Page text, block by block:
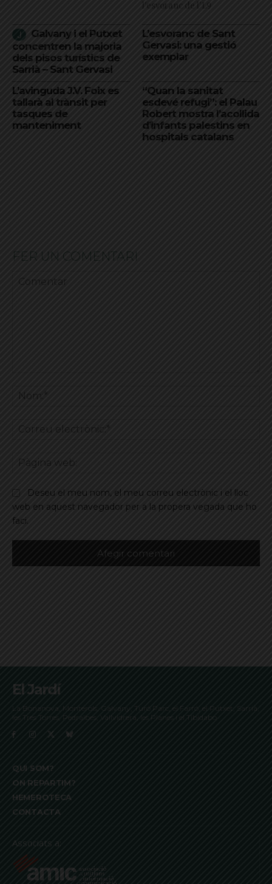
l'esvoranc de l'L9
Galvany i el Putxet
concentren la majoria
dels pisos turístics de
Sarrià – Sant Gervasi
L’esvoranc de Sant
Gervasi: una gestió
exemplar
L’avinguda J.V. Foix es
tallarà al trànsit per
tasques de
manteniment
“Quan la sanitat
esdevé refugi”: el Palau
Robert mostra l’acollida
d’infants palestins en
hospitals catalans
FER UN COMENTARI
Deseu el meu nom, el meu correu electrònic i el lloc
web en aquest navegador per a la propera vegada que ho
faci.
El Jardí
La Bonanova, Monterols, Galvany, Turó Parc, el Farró, el Putxet, Sarrià,
les Tres Torres, Pedralbes, Vallvidrera, les Planes i el Tibidabo
QUI SOM?
ON REPARTIM?
HEMEROTECA
CONTACTA
Associats a: